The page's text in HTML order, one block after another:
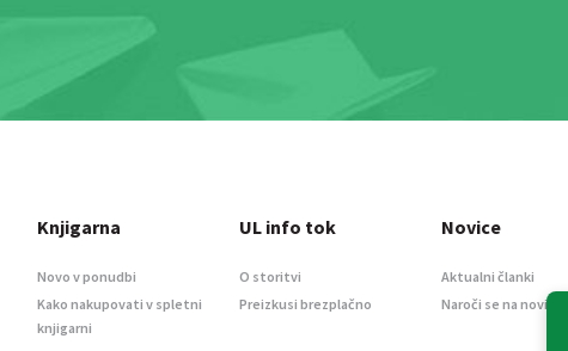
Knjigarna
Novo v ponudbi
Kako nakupovati v spletni
knjigarni
UL info tok
O storitvi
Preizkusi brezplačno
Novice
Aktualni članki
Naroči se na novice